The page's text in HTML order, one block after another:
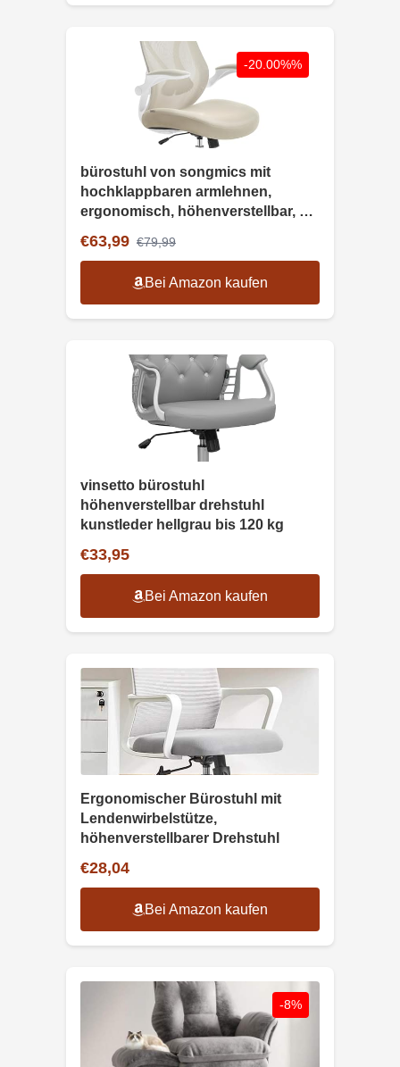
-20.00%%
bürostuhl von songmics mit
hochklappbaren armlehnen,
ergonomisch, höhenverstellbar, bis
€63,99 €79,99
Bei Amazon kaufen
vinsetto bürostuhl
höhenverstellbar drehstuhl
kunstleder hellgrau bis 120 kg
€33,95
Bei Amazon kaufen
Ergonomischer Bürostuhl mit
Lendenwirbelstütze,
höhenverstellbarer Drehstuhl
€28,04
Bei Amazon kaufen
-8%